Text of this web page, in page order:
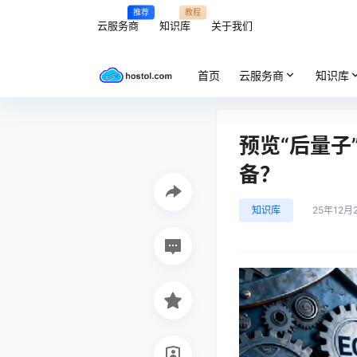
云服务商
推荐
知识库
教程
关于我们
首页 云服务商 知识库
预览“后量
备？
知识库 25年12月